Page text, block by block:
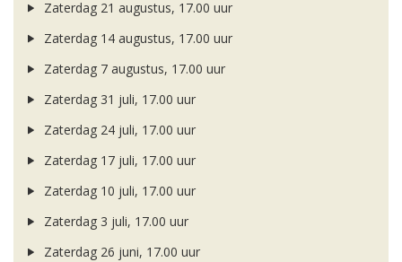
Zaterdag 21 augustus, 17.00 uur
Zaterdag 14 augustus, 17.00 uur
Zaterdag 7 augustus, 17.00 uur
Zaterdag 31 juli, 17.00 uur
Zaterdag 24 juli, 17.00 uur
Zaterdag 17 juli, 17.00 uur
Zaterdag 10 juli, 17.00 uur
Zaterdag 3 juli, 17.00 uur
Zaterdag 26 juni, 17.00 uur